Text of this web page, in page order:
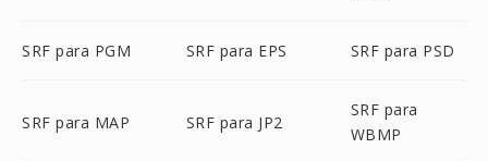
SRF para PGM SRF para EPS SRF para PSD
SRF para MAP SRF para JP2
SRF para
WBMP